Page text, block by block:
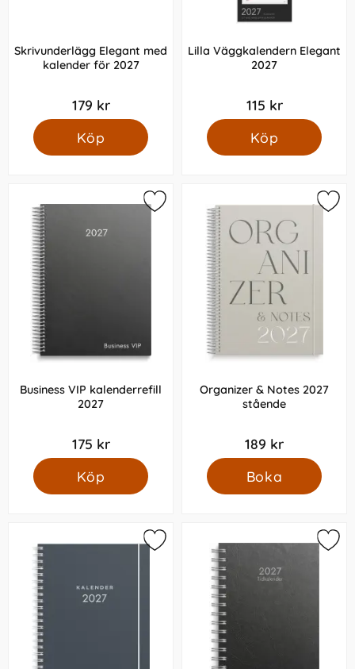
Skrivunderlägg Elegant med
kalender för 2027
179 kr
Köp
Lilla Väggkalendern Elegant
2027
115 kr
Köp
Business VIP kalenderrefill
2027
175 kr
Köp
Organizer & Notes 2027
stående
189 kr
Boka